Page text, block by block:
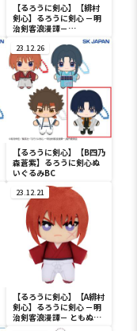
【るろうに剣心】【緋村
剣心】るろうに剣心 －明
治剣客浪漫譚－
VIBRATION STARS-緋村
剣心-
23.12.26
【るろうに剣心】【B四乃
森蒼紫】るろうに剣心ぬ
いぐるみBC
23.12.21
【るろうに剣心】【A緋村
剣心】るろうに剣心 －明
治剣客浪漫譚－ ともぬい